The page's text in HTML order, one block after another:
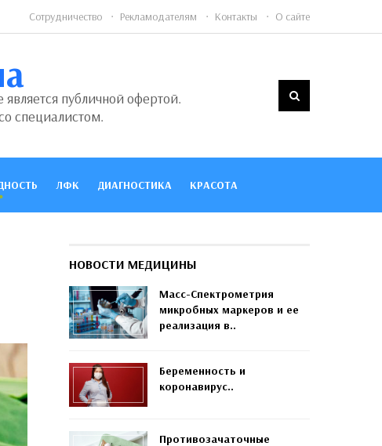
Сотрудничество Рекламодателям Контакты О сайте
публичной офертой.
специалистом.
ЛФК ДИАГНОСТИКА КРАСОТА
НОВОСТИ МЕДИЦИНЫ
Масс-Спектрометрия
микробных маркеров и ее
реализация в..
Беременность и
коронавирус..
Противозачаточные